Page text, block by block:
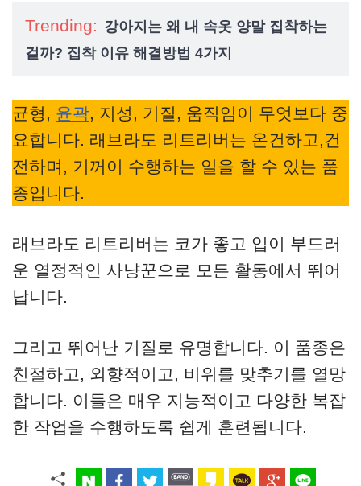
Trending: 강아지는 왜 내 속옷 양말 집착하는
걸까? 집착 이유 해결방법 4가지
균형, 윤곽, 지성, 기질, 움직임이 무엇보다 중
요합니다. 래브라도 리트리버는 온건하고,건
전하며, 기꺼이 수행하는 일을 할 수 있는 품
종입니다.
래브라도 리트리버는 코가 좋고 입이 부드러
운 열정적인 사냥꾼으로 모든 활동에서 뛰어
납니다.
그리고 뛰어난 기질로 유명합니다. 이 품종은
친절하고, 외향적이고, 비위를 맞추기를 열망
합니다. 이들은 매우 지능적이고 다양한 복잡
한 작업을 수행하도록 쉽게 훈련됩니다.